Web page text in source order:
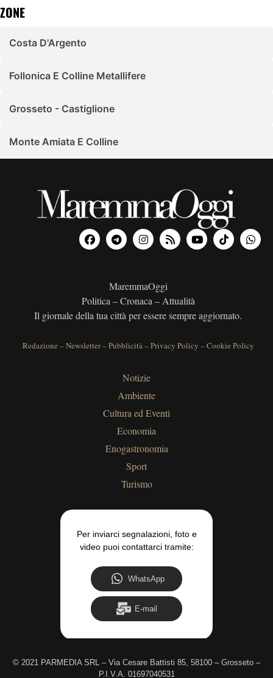
ZONE
Costa D'Argento
Follonica E Colline Metallifere
Grosseto - Castiglione
Monte Amiata E Colline
MaremmaOggi
Politica – Cronaca – Attualità
Il giornale della tua città per essere sempre aggiornato.
Redazione –Newsletter–Pubblicità–Privacy Policy –Cookie Policy
Notizie
Ambiente
Cultura ed Eventi
Economia
Enogastronomia
Sport
Turismo
Per inviarci segnalazioni, foto e
video puoi contattarci tramite:
WhatsApp
E-mail
© 2021 PARMEDIA SRL – Via Cesare Battisti 85, 58100 – Grosseto –
P.I.V.A. 01697040531